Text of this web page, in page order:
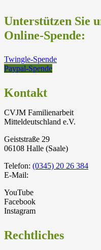
Unterstützen Sie
Online-Spende:
Twingle-Spende
Paypal-Spende
Kontakt
CVJM Familienarbeit
Mitteldeutschland e.V.
Geiststraße 29
06108 Halle (Saale)
Telefon: (0345) 20 26 384
E-Mail:
YouTube
Facebook
Instagram
Rechtliches